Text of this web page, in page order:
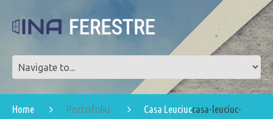
Home Portofoliu Casa Leuciuccasa-leuciuc-